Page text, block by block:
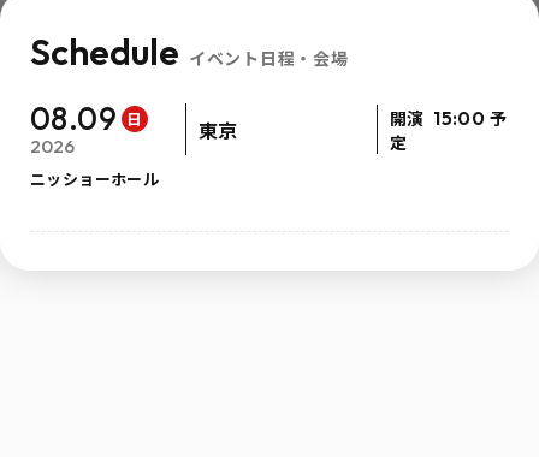
Schedule イベント日程・会場
08.09 日
2026
東京 開演 15:00 予
定
ニッショーホール